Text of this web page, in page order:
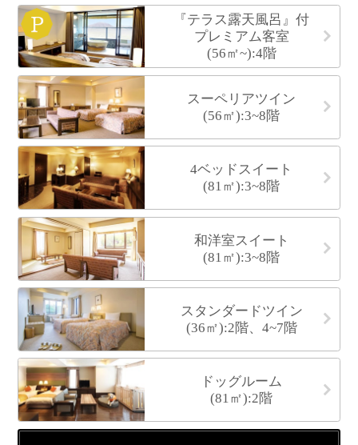
『テラス露天風呂』付
プレミアム客室
(56㎡~):4階
スーペリアツイン
(56㎡):3~8階
4ベッドスイート
(81㎡):3~8階
和洋室スイート
(81㎡):3~8階
スタンダードツイン
(36㎡):2階、4~7階
ドッグルーム
(81㎡):2階